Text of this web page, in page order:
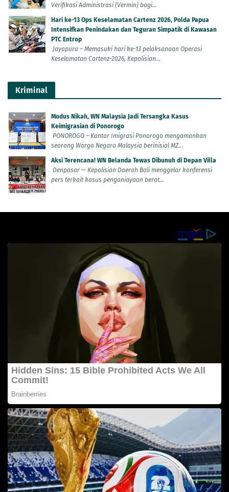
Verifikasi Administrasi (Vermin) bagi...
Hari ke-13 Ops Keselamatan Cartenz 2026, Polda Papua
Intensifkan Penindakan dan Teguran Simpatik di Kawasan
PTC Entrop
Jayapura – Memasuki hari ke-13 pelaksanaan Operasi
Keselamatan Cartenz-2026, Kepolisian...
Kriminal
Modus Nikah, WN Malaysia Jadi Tersangka Kasus
Keimigrasian di Ponorogo
PONOROGO – Kantor Imigrasi Ponorogo mengamankan
seorang Warga Negara Malaysia berinisial MZ...
Aksi Terencana! WN Belanda Tewas Dibunuh di Depan Villa
Denpasar — Kepolisian Daerah Bali menggelar konferensi
pers terkait kasus penganiayaan berat...